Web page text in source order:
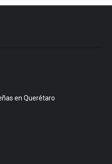
en Querétaro